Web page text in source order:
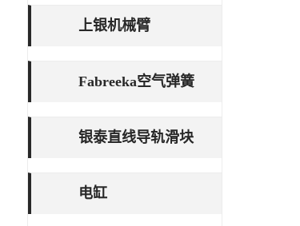
上银机械臂
Fabreeka空气弹簧
银泰直线导轨滑块
电缸